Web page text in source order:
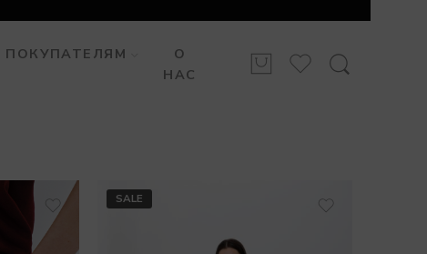
ПОКУПАТЕЛЯМ
О
НАС
SALE